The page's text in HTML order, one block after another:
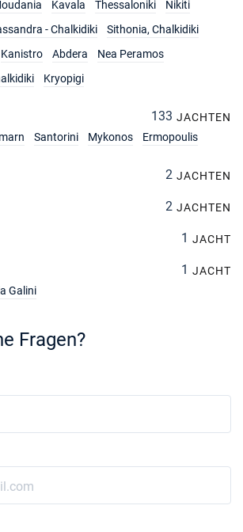
Kavala Thessaloniki
Nikiti
- Chalkidiki
Sithonia, Chalkidiki
Kanistro Abdera
Nea Peramos
Kryopigi
133 JACHTEN
Santorini Mykonos Ermopoulis
2 JACHTEN
2 JACHTEN
1 JACHT
1 JACHT
Galini
Fragen?